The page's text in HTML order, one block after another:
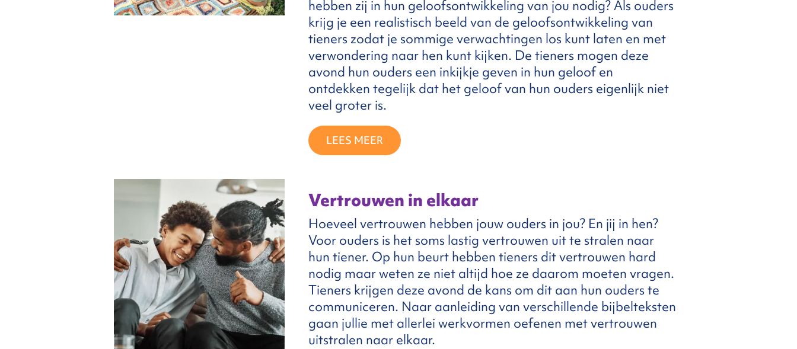
hebben zij in hun geloofsontwikkeling van jou nodig? Als ouders
krijg je een realistisch beeld van de geloofsontwikkeling van
tieners zodat je sommige verwachtingen los kunt laten en met
verwondering naar hen kunt kijken. De tieners mogen deze
avond hun ouders een inkijkje geven in hun geloof en
ontdekken tegelijk dat het geloof van hun ouders eigenlijk niet
veel groter is.
LEES MEER
Vertrouwen in elkaar
Hoeveel vertrouwen hebben jouw ouders in jou? En jij in hen?
Voor ouders is het soms lastig vertrouwen uit te stralen naar
hun tiener. Op hun beurt hebben tieners dit vertrouwen hard
nodig maar weten ze niet altijd hoe ze daarom moeten vragen.
Tieners krijgen deze avond de kans om dit aan hun ouders te
communiceren. Naar aanleiding van verschillende bijbelteksten
gaan jullie met allerlei werkvormen oefenen met vertrouwen
uitstralen naar elkaar.